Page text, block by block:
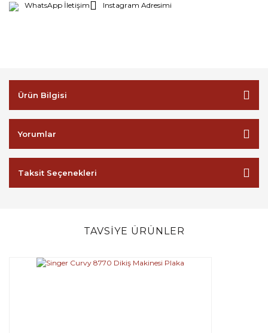
WhatsApp İletişim Instagram Adresimi
Ürün Bilgisi
Yorumlar
Taksit Seçenekleri
TAVSİYE ÜRÜNLER